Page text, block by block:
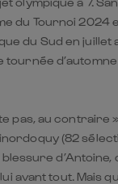
du Tournoi 2024
du Sud en juillet
tournée
pas, au contraire
(82
blessure d’Antoine,
avant tout. Mais